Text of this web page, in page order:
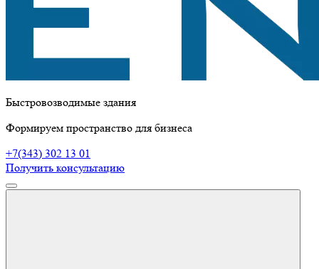
Быстровозводимые здания
Формируем пространство для бизнеса
+7(343) 302 13 01
Получить консультацию